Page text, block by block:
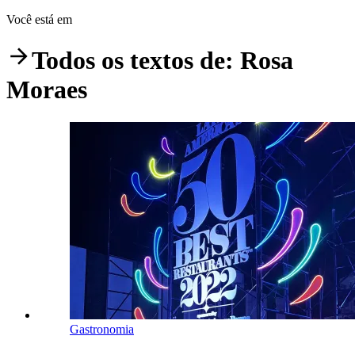
Você está em
Todos os textos de: Rosa
Moraes
Gastronomia